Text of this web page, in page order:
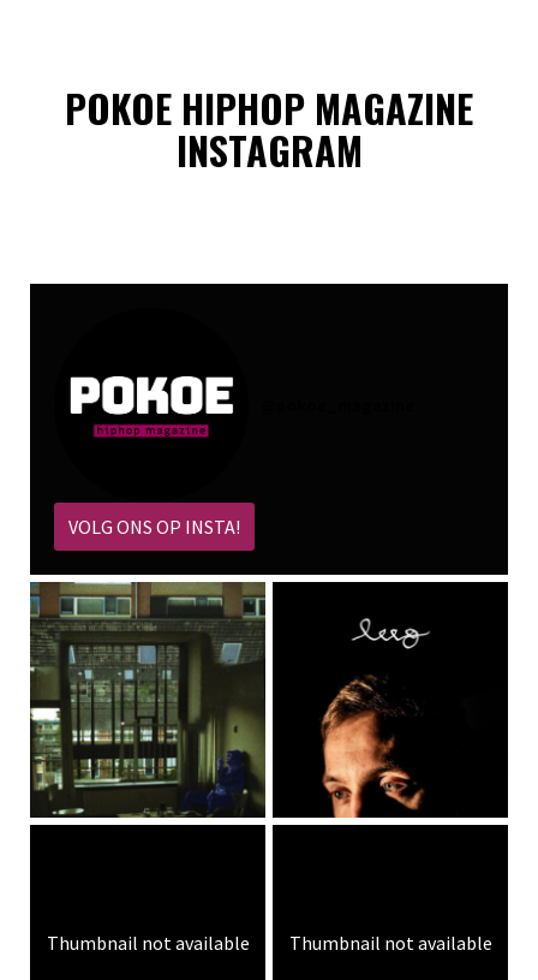
POKOE HIPHOP MAGAZINE
INSTAGRAM
VOLG ONS OP INSTA!
Thumbnail not available Thumbnail not available